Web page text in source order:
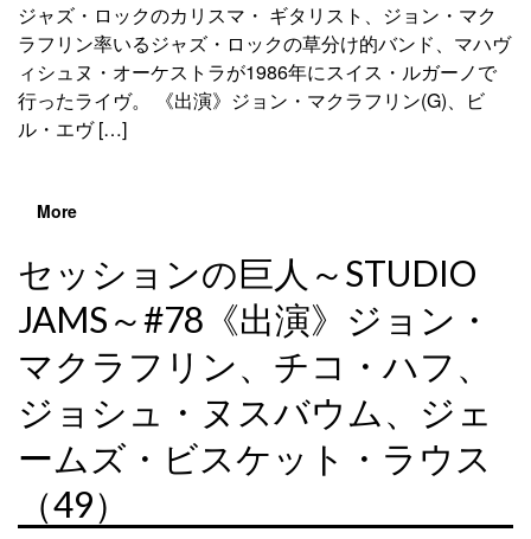
ジャズ・ロックのカリスマ・ ギタリスト、ジョン・マク
ラフリン率いるジャズ・ロックの草分け的バンド、マハヴ
ィシュヌ・オーケストラが1986年にスイス・ルガーノで
行ったライヴ。 《出演》ジョン・マクラフリン(G)、ビ
ル・エヴ […]
More
セッションの巨人～STUDIO
JAMS～#78《出演》ジョン・
マクラフリン、チコ・ハフ、
ジョシュ・ヌスバウム、ジェ
ームズ・ビスケット・ラウス
（49）